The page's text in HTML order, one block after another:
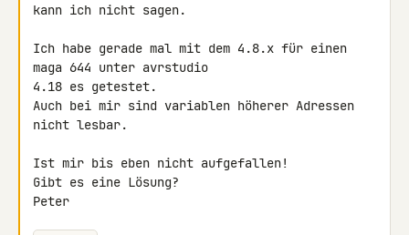
kann ich nicht sagen.
Ich habe gerade mal mit dem 4.8.x für einen
maga 644 unter avrstudio
4.18 es getestet.
Auch bei mir sind variablen höherer Adressen
nicht lesbar.
Ist mir bis eben nicht aufgefallen!
Gibt es eine Lösung?
Peter